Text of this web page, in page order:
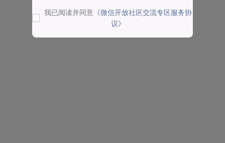
我已阅读并同意 《微信开放社区交流专区服务协
议》